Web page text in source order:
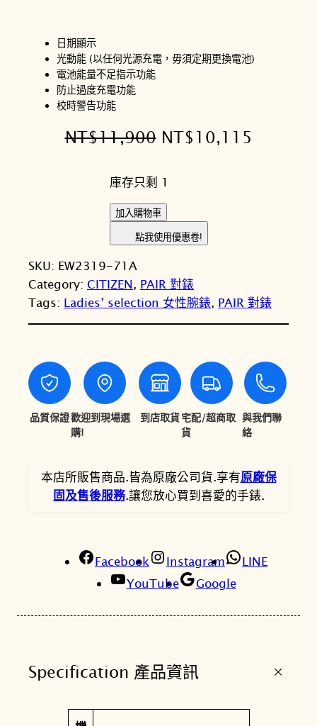
日期顯示
光動能 (以任何光源充電，毋須定期更換電池)
電池能量不足指示功能
防止過度充電功能
校時警告功能
NT$11,900 原
價
格
：
T
$
1
,
9
。
NT$ 10,115
$
0
,
1
1
。
庫存只剩 1
C
T
I
Z
E
N
辰
E
o
r
i
v
約
三
情
錶
錶
加入購物車
點我使用優惠卷!
SKU: EW2319-71A
Category: CITIZEN, PAIR 對錶
Tags: Ladies’ selection 女性腕錶, PAIR 對錶
品質保證歡迎到現場選
購!
到店取貨宅配/超商取
貨
與我們聯
絡
本店所販售商品.皆為原廠公司貨.享有原廠保
固及售後服務.讓您放心買到喜愛的手錶.
Facebook Instagram
LINE
YouTube
Google
Specification 產品資訊 +